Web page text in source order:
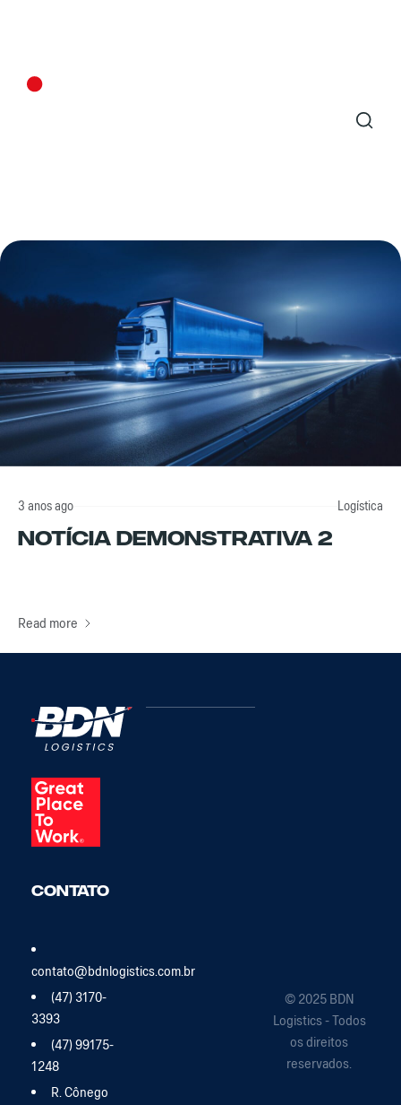
3 anos ago Logística
Notícia Demonstrativa 2
Read more
Contato
contato@bdnlogistics.com.br
(47) 3170-
3393
(47) 99175-
1248
R. Cônego
© 2025 BDN
Logistics - Todos
os direitos
reservados.